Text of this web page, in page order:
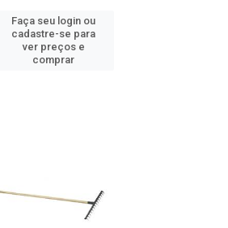
Faça seu login ou
cadastre-se para
ver preços e
comprar